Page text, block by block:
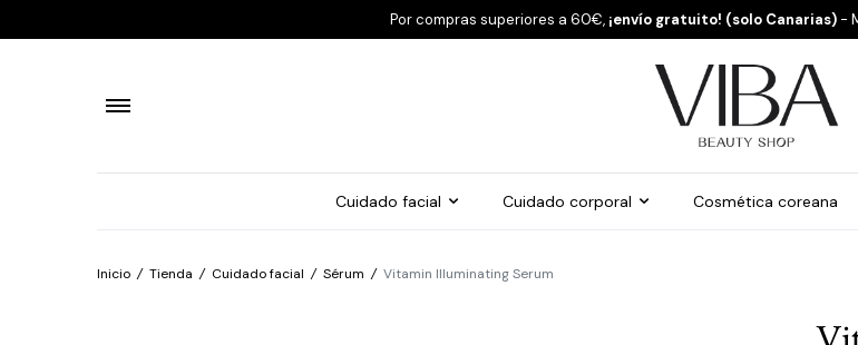
Por compras superiores a 60€, ¡envío gratuito! (solo Canarias) -
Cuidado facial Cuidado corporal Cosmética coreana
Inicio / Tienda / Cuidado facial / Sérum / Vitamin Illuminating Serum